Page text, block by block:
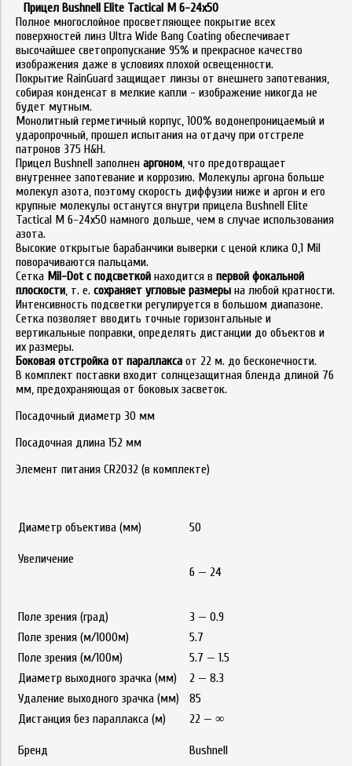
Прицел Bushnell Elite Tactical M 6-24x50
Полное многослойное просветляющее покрытие всех
поверхностей линз Ultra Wide Bang Coating обеспечивает
высочайшее светопропускание 95% и прекрасное качество
изображения даже в условиях плохой освещенности.
Покрытие RainGuard защищает линзы от внешнего запотевания,
собирая конденсат в мелкие капли - изображение никогда не
будет мутным.
Монолитный герметичный корпус, 100% водонепроницаемый и
ударопрочный, прошел испытания на отдачу при отстреле
патронов 375 H&H.
Прицел Bushnell заполнен аргоном, что предотвращает
внутреннее запотевание и коррозию. Молекулы аргона больше
молекул азота, поэтому скорость диффузии ниже и аргон и его
крупные молекулы останутся внутри прицела Bushnell Elite
Tactical M 6-24x50 намного дольше, чем в случае использования
азота.
Высокие открытые барабанчики выверки с ценой клика 0,1 Mil
поворачиваются пальцами.
Сетка Mil-Dot с подсветкой находится в первой фокальной
плоскости, т. е. сохраняет угловые размеры на любой кратности.
Интенсивность подсветки регулируется в большом диапазоне.
Сетка позволяет вводить точные горизонтальные и
вертикальные поправки, определять дистанции до объектов и
их размеры.
Боковая отстройка от параллакса от 22 м. до бесконечности.
В комплект поставки входит солнцезащитная бленда длиной 76
мм, предохраняющая от боковых засветок.
Посадочный диаметр 30 мм
Посадочная длина 152 мм
Элемент питания CR2032 (в комплекте)
Диаметр объектива (мм) 50
Увеличение
6 — 24
Поле зрения (град)
3 — 0.9
Поле зрения (м/1000м)
5.7
Поле зрения (м/100м)
5.7 — 1.5
Диаметр выходного зрачка (мм)
2 — 8.3
Удаление выходного зрачка (мм)
85
Дистанция без параллакса (м)
22 — ∞
Бренд Bushnell